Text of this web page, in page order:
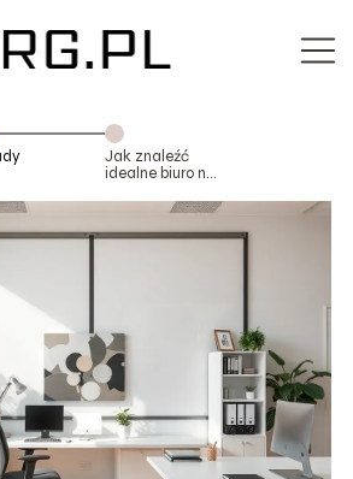
Jak znaleźć
idealne biuro na
Warszawie?
poradnik dla